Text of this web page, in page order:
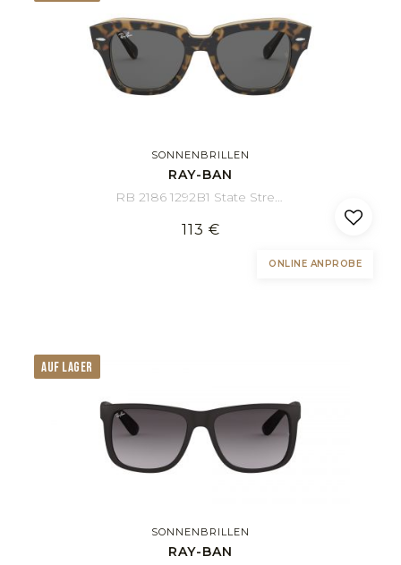
SONNENBRILLEN
RAY-BAN
RB 2186 1292B1 State Street 49/20
113 €
ONLINE ANPROBE
AUF LAGER
SONNENBRILLEN
RAY-BAN